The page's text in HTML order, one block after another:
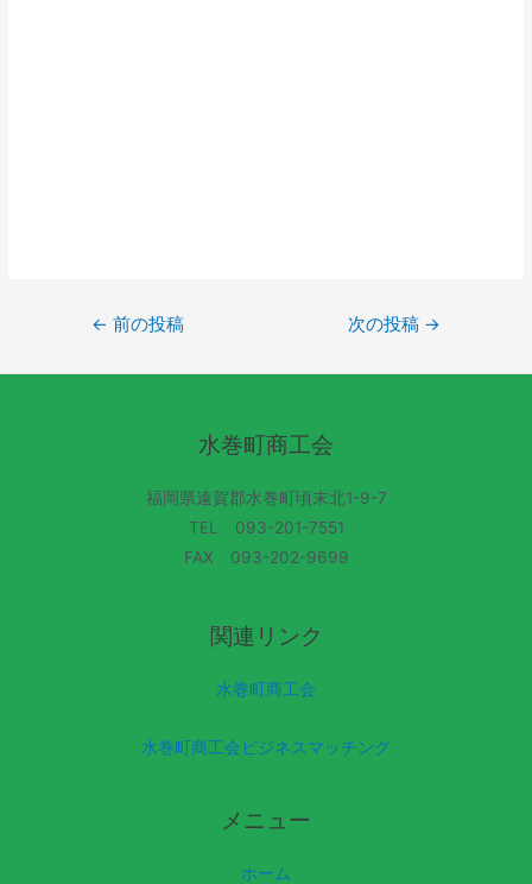
← 前の投稿 次の投稿 →
水巻町商工会
福岡県遠賀郡水巻町頃末北1-9-7
TEL 093-201-7551
FAX 093-202-9699
関連リンク
水巻町商工会
水巻町商工会ビジネスマッチング
メニュー
ホーム